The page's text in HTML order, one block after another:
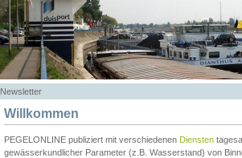
Newsletter
Willkommen
PEGELONLINE publiziert mit verschiedenen Diensten
gewässerkundlicher Parameter (z.B. Wasserstand) von